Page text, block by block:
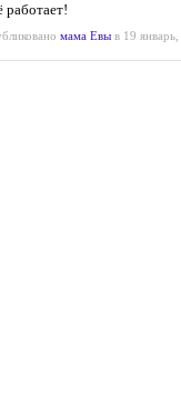
работает!
мама Евы в 19